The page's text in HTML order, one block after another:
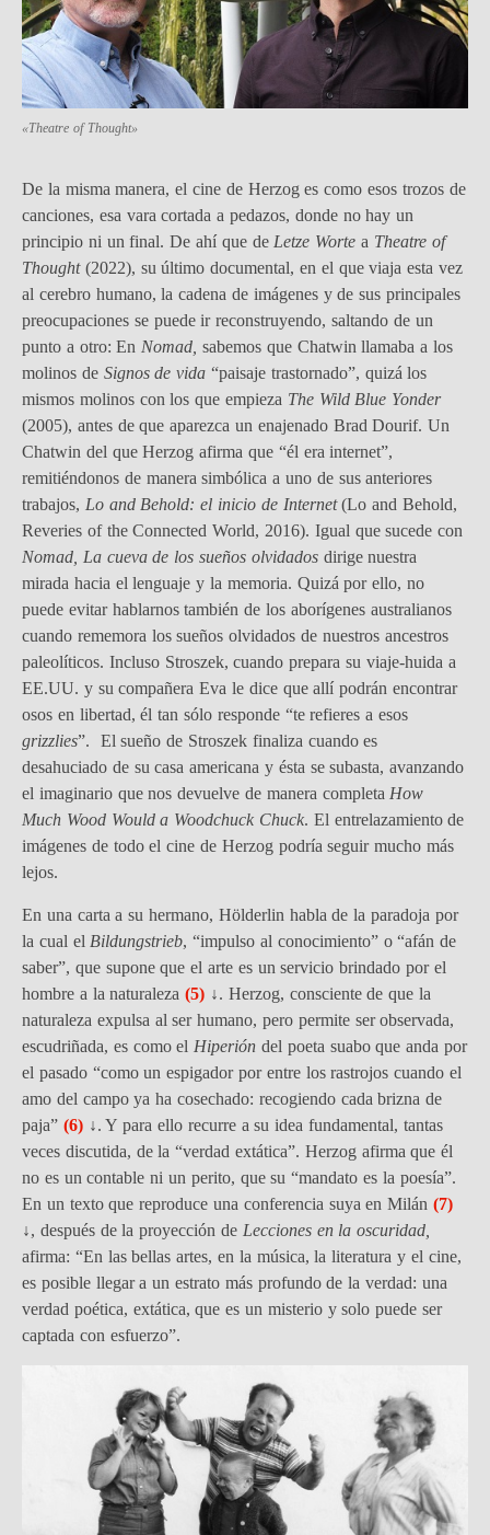
«Theatre of Thought»
De la misma manera, el cine de Herzog es como esos trozos de
canciones, esa vara cortada a pedazos, donde no hay un
principio ni un final. De ahí que de Letze Worte a Theatre of
Thought (2022), su último documental, en el que viaja esta vez
al cerebro humano, la cadena de imágenes y de sus principales
preocupaciones se puede ir reconstruyendo, saltando de un
punto a otro: En Nomad,sabemos que Chatwin llamaba a los
molinos de Signos de vida “paisaje trastornado”, quizá los
mismos molinos con los que empieza The Wild Blue Yonder
(2005), antes de que aparezca un enajenado Brad Dourif. Un
Chatwin del que Herzog afirma que “él era internet”,
remitiéndonos de manera simbólica a uno de sus anteriores
trabajos, Lo and Behold: el inicio de Internet(Lo and Behold,
Reveries of the Connected World, 2016). Igual que sucede con
Nomad, La cueva de los sueños olvidadosdirige nuestra
mirada hacia el lenguaje y la memoria. Quizá por ello, no
puede evitar hablarnos también de los aborígenes australianos
cuando rememora los sueños olvidados de nuestros ancestros
paleolíticos. Incluso Stroszek, cuando prepara su viaje-huida a
EE.UU. y su compañera Eva le dice que allí podrán encontrar
osos en libertad, él tan sólo responde “te refieres a esos
grizzlies”. El sueño de Stroszek finaliza cuando es
desahuciado de su casa americana y ésta se subasta, avanzando
el imaginario que nos devuelve de manera completa How
Much Wood Would a Woodchuck Chuck. El entrelazamiento de
imágenes de todo el cine de Herzog podría seguir mucho más
lejos.
En una carta a su hermano, Hölderlin habla de la paradoja por
la cual el Bildungstrieb, “impulso al conocimiento” o “afán de
saber”, que supone que el arte es un servicio brindado por el
hombre a la naturaleza(5) ↓. Herzog, consciente de que la
naturaleza expulsa al ser humano, pero permite ser observada,
escudriñada, es como el Hiperióndel poeta suabo que anda por
el pasado “como un espigador por entre los rastrojos cuando el
amo del campo ya ha cosechado: recogiendo cada brizna de
paja” (6)↓. Y para ello recurre a su idea fundamental, tantas
veces discutida, de la “verdad extática”. Herzog afirma que él
no es un contable ni un perito, que su “mandato es la poesía”.
En un texto que reproduce una conferencia suya en Milán (7)
↓, después de la proyección de Lecciones en la oscuridad,
afirma: “En las bellas artes, en la música, la literatura y el cine,
es posible llegar a un estrato más profundo de la verdad: una
verdad poética, extática, que es un misterio y solo puede ser
captada con esfuerzo”.